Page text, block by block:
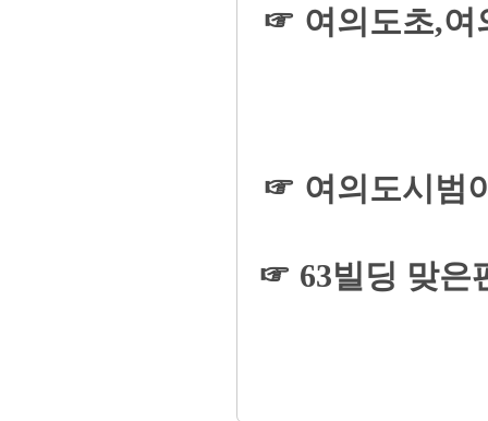
☞ 여의도초,여
☞ 여의도시범
☞ 63빌딩 맞은